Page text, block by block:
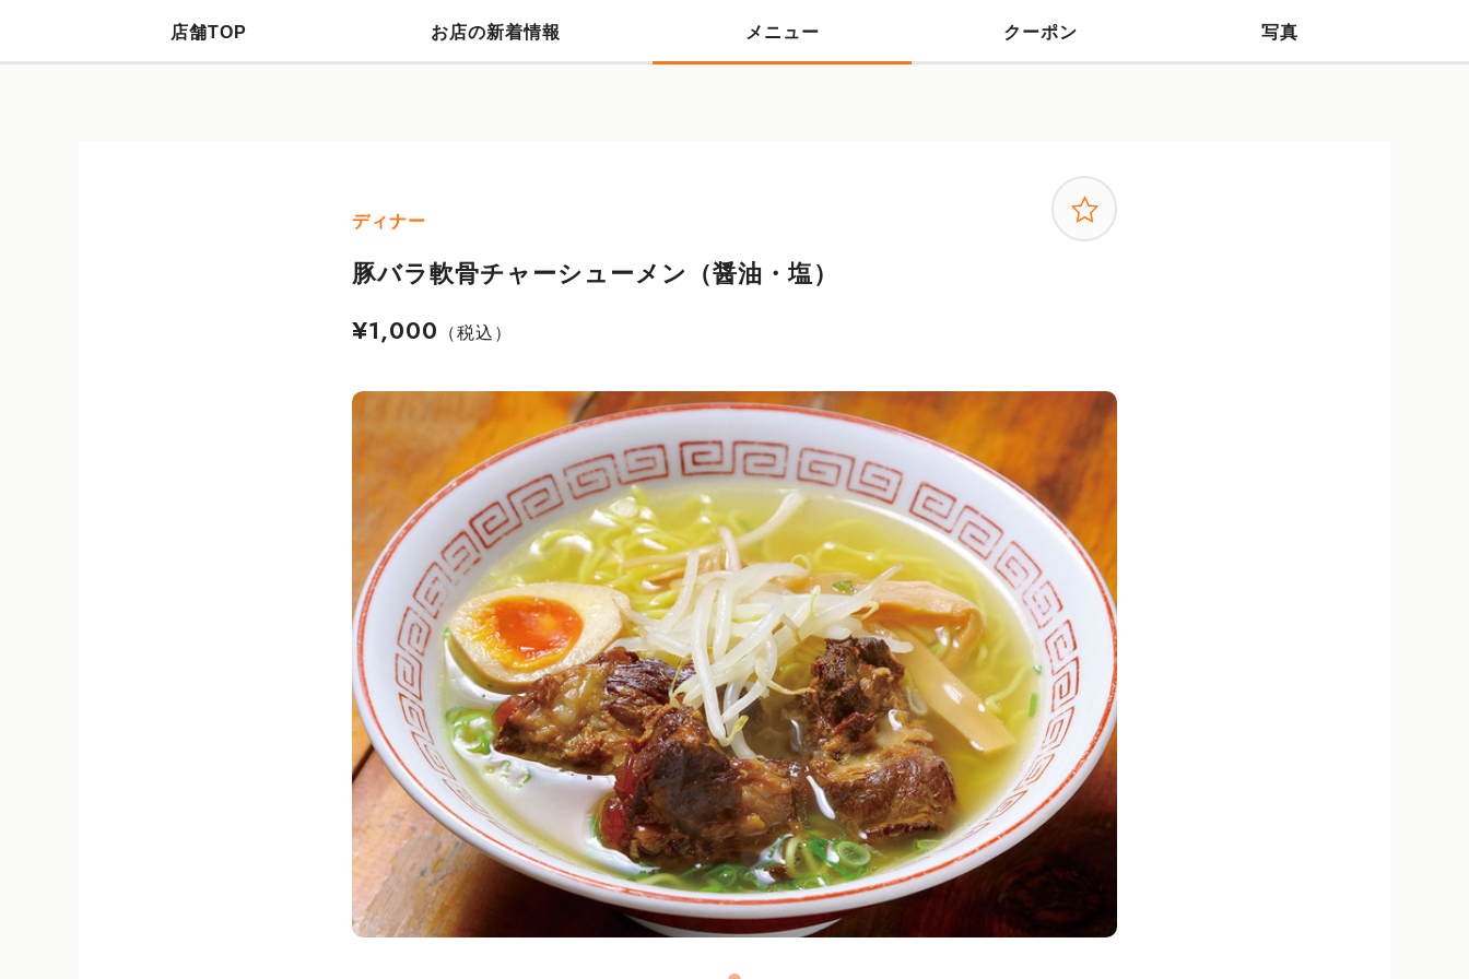
店舗TOP お店の新着情報 メニュー クーポン 写真
ディナー
豚バラ軟骨チャーシューメン（醤油・塩）
¥1,000 （税込）